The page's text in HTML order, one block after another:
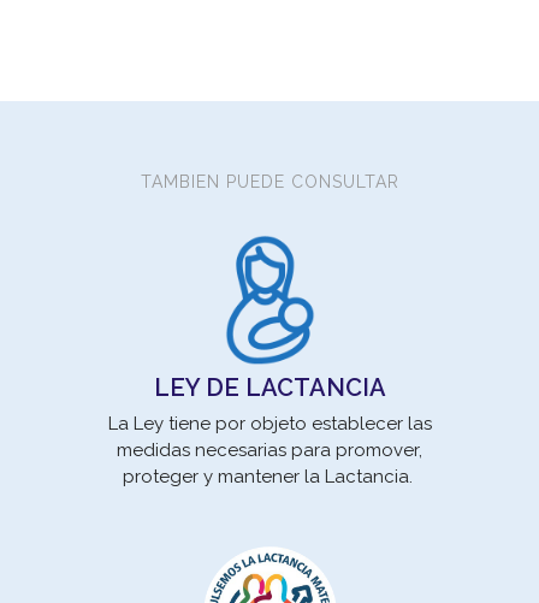
TAMBIEN PUEDE CONSULTAR
LEY DE LACTANCIA
La Ley tiene por objeto establecer las
medidas necesarias para promover,
proteger y mantener la Lactancia.